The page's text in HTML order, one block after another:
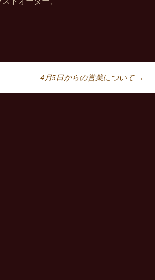
4月5日からの営業について →